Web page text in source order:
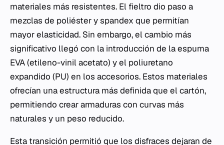
materiales más resistentes. El fieltro dio paso a
mezclas de poliéster y spandex que permitían
mayor elasticidad. Sin embargo, el cambio más
significativo llegó con la introducción de la espuma
EVA (etileno-vinil acetato) y el poliuretano
expandido (PU) en los accesorios. Estos materiales
ofrecían una estructura más definida que el cartón,
permitiendo crear armaduras con curvas más
naturales y un peso reducido.
Esta transición permitió que los disfraces dejaran de